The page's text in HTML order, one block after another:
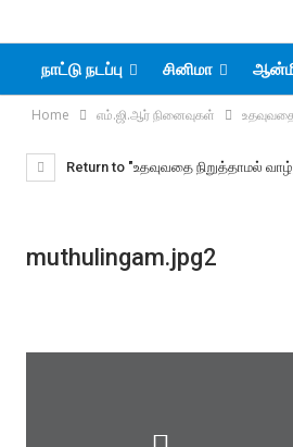
நாட்டு நடப்பு சினிமா
Home எம்.ஜி.ஆர் நினைவுகள்
Return to "உதவுவதை நிறுத்தாமல்
muthulingam.jpg2